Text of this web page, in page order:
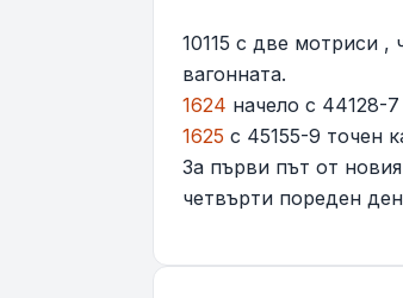
10115 с две мотриси ,
вагонната.
1624 начело с 44128-
1625 с 45155-9 точен
За първи път от
четвърти пореден